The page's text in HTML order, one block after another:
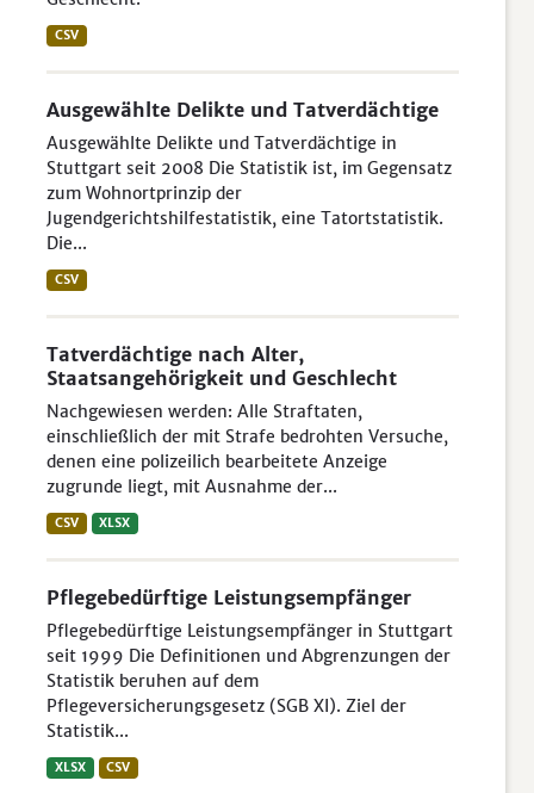
CSV
Ausgewählte Delikte und Tatverdächtige
Ausgewählte Delikte und Tatverdächtige in
Stuttgart seit 2008 Die Statistik ist, im Gegensatz
zum Wohnortprinzip der
Jugendgerichtshilfestatistik, eine Tatortstatistik.
Die...
CSV
Tatverdächtige nach Alter,
Staatsangehörigkeit und Geschlecht
Nachgewiesen werden: Alle Straftaten,
einschließlich der mit Strafe bedrohten Versuche,
denen eine polizeilich bearbeitete Anzeige
zugrunde liegt, mit Ausnahme der...
CSV XLSX
Pflegebedürftige Leistungsempfänger
Pflegebedürftige Leistungsempfänger in Stuttgart
seit 1999 Die Definitionen und Abgrenzungen der
Statistik beruhen auf dem
Pflegeversicherungsgesetz (SGB XI). Ziel der
Statistik...
XLSX CSV